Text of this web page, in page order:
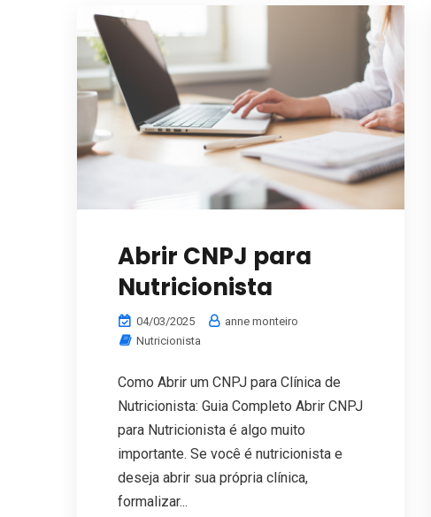
Abrir CNPJ para
Nutricionista
04/03/2025
anne monteiro
Nutricionista
Como Abrir um CNPJ para Clínica de
Nutricionista: Guia Completo Abrir CNPJ
para Nutricionista é algo muito
importante. Se você é nutricionista e
deseja abrir sua própria clínica,
formalizar...